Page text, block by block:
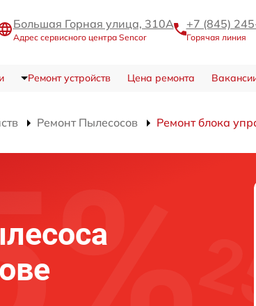
Большая Горная улица, 310А
Адрес сервисного центра Sencor
+7 (845)
Горячая линия
Ремонт устройств Цена ремонта
Ремонт Пылесосов Ремонт блока